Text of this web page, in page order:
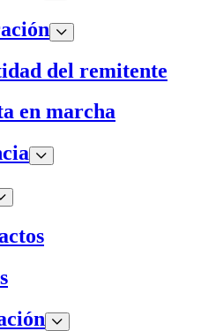
del remitente
en marcha